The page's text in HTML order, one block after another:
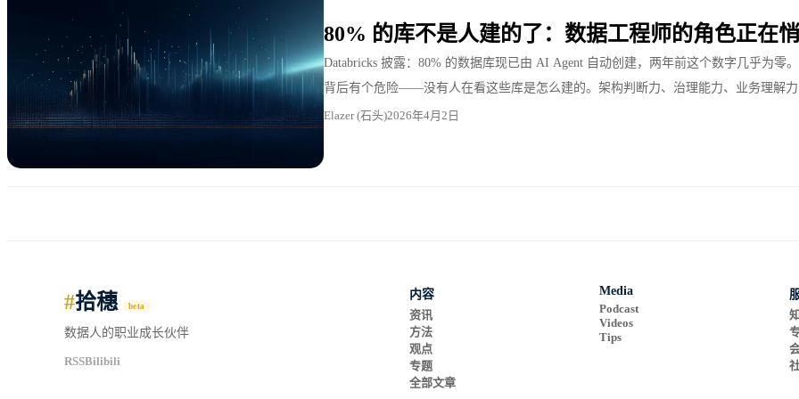
80% 的库不是人建的了：数据工程师的角色正在
Databricks 披露：80% 的数据库现已由 AI Agent 自动创建，两年前这个数字几乎为
背后有个危险——没有人在看这些库是怎么建的。架构判断力、治理能力、业务理解
者。
Elazer (石头)2026年4月2日
#拾穗 beta
数据人的职业成长伙伴
RSSBilibili
内容
资讯
方法
观点
专题
全部文章
Media
Podcast
Videos
Tips